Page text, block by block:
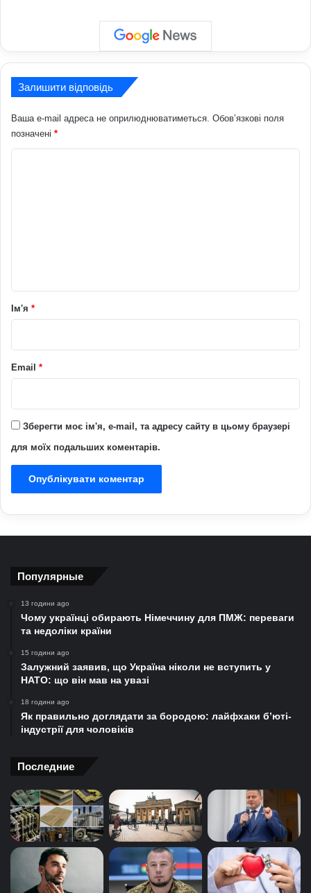
Залишити відповідь
Ваша e-mail адреса не оприлюднюватиметься. Обов’язкові поля
позначені *
р
*
Ім'я *
Email *
Зберегти моє ім'я, e-mail, та адресу сайту в цьому браузері
для моїх подальших коментарів.
Популярные
13 години ago
Чому українці обирають Німеччину для ПМЖ: переваги
та недоліки країни
15 години ago
Залужний заявив, що Україна ніколи не вступить у
НАТО: що він мав на увазі
18 години ago
Як правильно доглядати за бородою: лайфхаки б’юті-
індустрії для чоловіків
Последние